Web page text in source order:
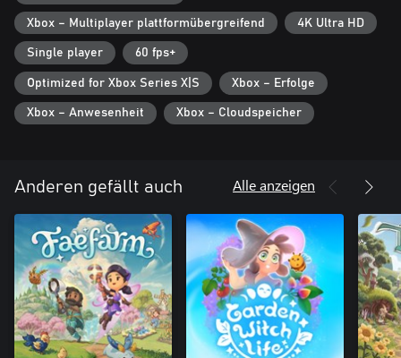
Xbox – Multiplayer plattformübergreifend 4K Ultra HD
Single player 60 fps+
Optimized for Xbox Series X|S Xbox – Erfolge
Xbox – Anwesenheit Xbox – Cloudspeicher
Anderen gefällt auch Alle anzeigen